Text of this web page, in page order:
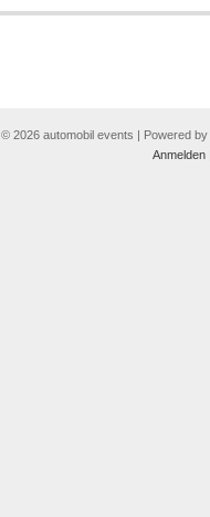
© 2026 automobil events | Powered by
Anmelden|